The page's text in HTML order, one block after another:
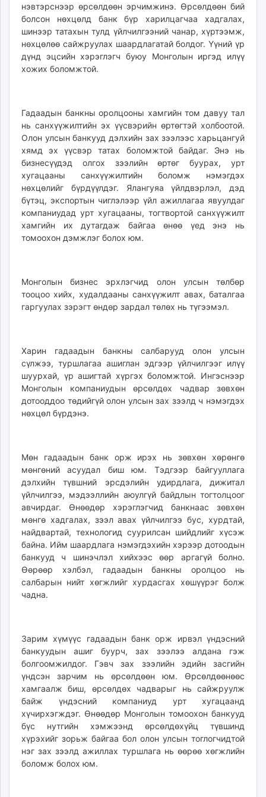
нэвтэрснээр өрсөлдөөн эрчимжинэ. Өрсөлдөөн бий
болсон нөхцөлд банк бүр харилцагчаа хадгалах,
шинээр татахын тулд үйлчилгээний чанар, хүртээмж,
нөхцөлөө сайжруулах шаардлагатай болдог. Үүний үр
дүнд эцсийн хэрэглэгч буюу Монголын иргэд илүү
хожих боломжтой.
Гадаадын банкны оролцооны хамгийн том давуу тал
нь санхүүжилтийн эх үүсвэрийн өртөгтэй холбоотой.
Олон улсын банкууд дэлхийн зах зээлээс харьцангуй
хямд эх үүсвэр татах боломжтой байдаг. Энэ нь
бизнесүүдэд олгох зээлийн өртөг буурах, урт
хугацааны санхүүжилтийн боломж нэмэгдэх
нөхцөлийг бүрдүүлдэг. Ялангуяа үйлдвэрлэл, дэд
бүтэц, экспортын чиглэлээр үйл ажиллагаа явуулдаг
компаниудад урт хугацааны, тогтвортой санхүүжилт
хамгийн их дутагдаж байгаа өнөө үед энэ нь
томоохон дэмжлэг болох юм.
Монголын бизнес эрхлэгчид олон улсын төлбөр
тооцоо хийх, худалдааны санхүүжилт авах, баталгаа
гаргуулах зэрэгт өндөр зардал төлөх нь түгээмэл.
Харин гадаадын банкны салбарууд олон улсын
сүлжээ, туршлагаа ашиглан эдгээр үйлчилгээг илүү
шуурхай, үр ашигтай хүргэх боломжтой. Ингэснээр
Монголын компаниудын өрсөлдөх чадвар зөвхөн
дотооддоо төдийгүй олон улсын зах зээлд ч нэмэгдэх
нөхцөл бүрдэнэ.
Мөн гадаадын банк орж ирэх нь зөвхөн хөрөнгө
мөнгөний асуудал биш юм. Тэдгээр байгууллага
дэлхийн түвшний эрсдэлийн удирдлага, дижитал
үйлчилгээ, мэдээллийн аюулгүй байдлын тогтолцоог
авчирдаг. Өнөөдөр хэрэглэгчид банкнаас зөвхөн
мөнгө хадгалах, зээл авах үйлчилгээ бус, хурдтай,
найдвартай, технологид суурилсан шийдлийг хүсэж
байна. Ийм шаардлага нэмэгдэхийн хэрээр дотоодын
банкууд ч шинэчлэл хийхээс өөр аргагүй болно.
Өөрөөр хэлбэл, гадаадын банкны оролцоо нь
салбарын нийт хөгжлийг хурдасгах хөшүүрэг болж
чадна.
Зарим хүмүүс гадаадын банк орж ирвэл үндэсний
банкуудын ашиг буурч, зах зээлээ алдана гэж
болгоомжилдог. Гэвч зах зээлийн эдийн засгийн
үндсэн зарчим нь өрсөлдөөн юм. Өрсөлдөөнөөс
хамгаалж биш, өрсөлдөх чадварыг нь сайжруулж
байж үндэсний компаниуд урт хугацаанд
хүчирхэгждэг. Өнөөдөр Монголын томоохон банкууд
бүс нутгийн хэмжээнд өрсөлдөхүйц түвшинд
хүрэхийг зорьж байгаа бол олон улсын тоглогчидтой
нэг зах зээлд ажиллах туршлага нь өөрөө хөгжлийн
боломж болох юм.